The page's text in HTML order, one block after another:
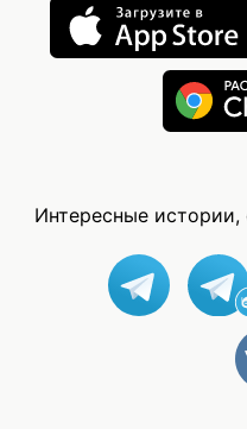
Интересные